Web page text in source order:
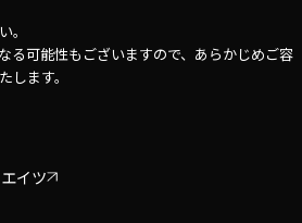
。
る可能性もございますので、あらかじめご容
します。
イツ